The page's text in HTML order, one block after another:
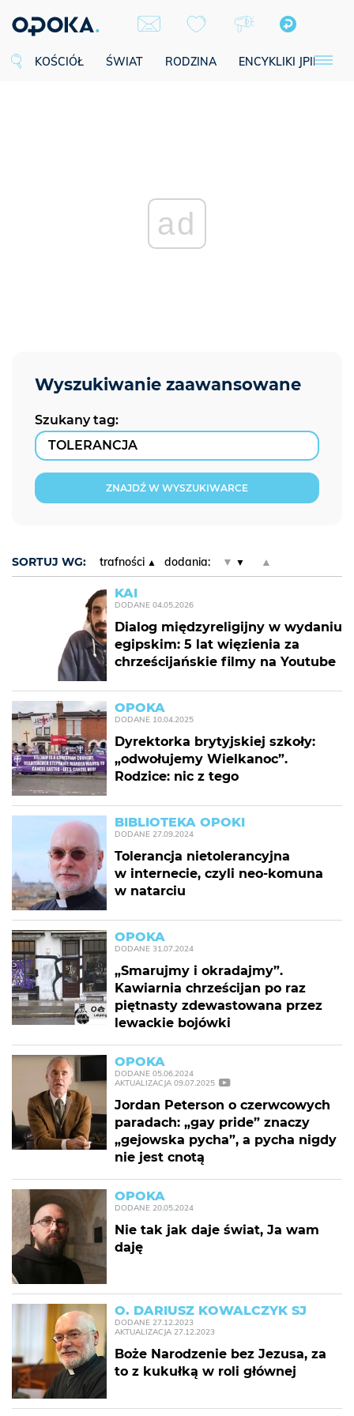
KOŚCIÓŁ ŚWIAT RODZINA ENCYKLIKI JPII
ad
Szukany tag:
ZNAJDŹ W WYSZUKIWARCE
SORTUJ WG: trafności dodania: ▼ ▲
KAI
DODANE 04.05.2026
Dialog międzyreligijny w wydaniu
egipskim: 5 lat więzienia za
chrześcijańskie filmy na Youtube
OPOKA
DODANE 10.04.2025
Dyrektorka brytyjskiej szkoły:
„odwołujemy Wielkanoc”.
Rodzice: nic z tego
BIBLIOTEKA OPOKI
DODANE 27.09.2024
Tolerancja nietolerancyjna
w internecie, czyli neo-komuna
w natarciu
OPOKA
DODANE 31.07.2024
„Smarujmy i okradajmy”.
Kawiarnia chrześcijan po raz
piętnasty zdewastowana przez
lewackie bojówki
OPOKA
DODANE 05.06.2024
AKTUALIZACJA 09.07.2025
Jordan Peterson o czerwcowych
paradach: „gay pride” znaczy
„gejowska pycha”, a pycha nigdy
nie jest cnotą
OPOKA
DODANE 20.05.2024
Nie tak jak daje świat, Ja wam
daję
O. DARIUSZ KOWALCZYK SJ
DODANE 27.12.2023
AKTUALIZACJA 27.12.2023
Boże Narodzenie bez Jezusa, za
to z kukułką w roli głównej